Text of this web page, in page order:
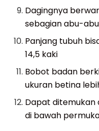
Dagingnya
sebagian abu-abu
Panjang tubuh
14,5 kaki
Bobot badan
ukuran betina
Dapat
di bawah